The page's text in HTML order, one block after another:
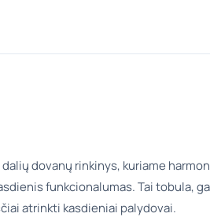
dovanų rinkinys, kuriame
funkcionalumas. Tai tobula,
atrinkti kasdieniai palydovai.